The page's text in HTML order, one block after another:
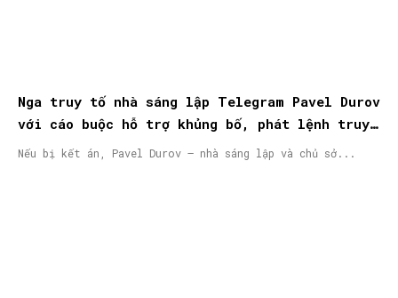
Nga truy tố nhà sáng lập Telegram Pavel Durov
với cáo buộc hỗ trợ khủng bố, phát lệnh truy
nã quốc tế
Nếu bị kết án, Pavel Durov – nhà sáng lập và chủ sở...